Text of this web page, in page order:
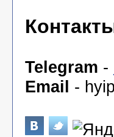
Telegram -
Email -